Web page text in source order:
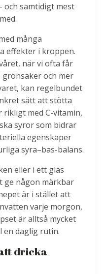
och samtidigt mest
många
effekter i kroppen.
när vi ofta får
och mer
kan regelbundet
sätt att stötta
med C-vitamin,
syror som bidrar
egenskaper
syra–bas-balans.
eller i ett glas
ge någon märkbar
är i stället att
varje morgon,
är alltså mycket
en daglig rutin.
dricka